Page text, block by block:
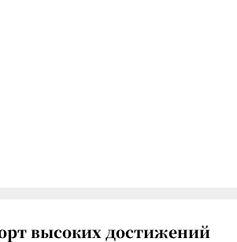
высоких достижений